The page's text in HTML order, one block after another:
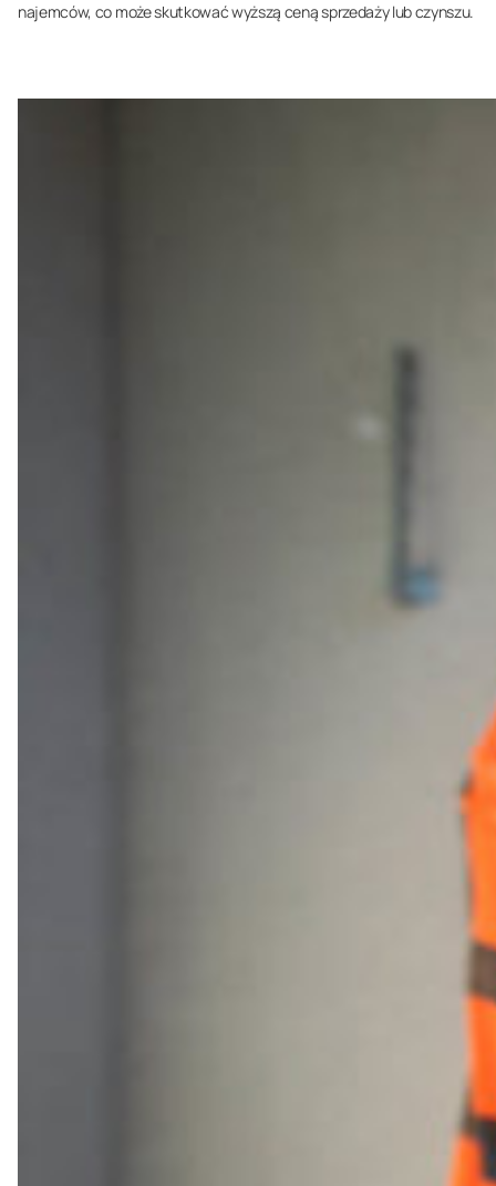
najemców, co może skutkować wyższą ceną sprzedaży lub czynszu.